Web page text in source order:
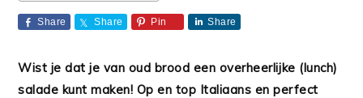
Share Share Pin Share
Wist je dat je van oud brood een overheerlijke (lunch)
salade kunt maken! Op en top Italiaans en perfect